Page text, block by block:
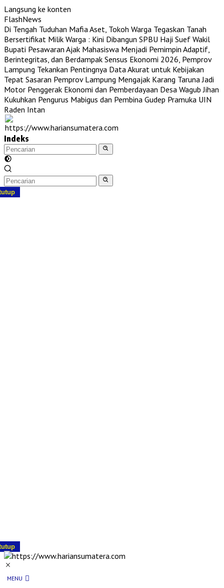
Langsung ke konten
FlashNews
Di Tengah Tuduhan Mafia Aset, Tokoh Warga Tegaskan Tanah
Bersertifikat Milik Warga : Kini Dibangun SPBU Haji Suef Wakil
Bupati Pesawaran Ajak Mahasiswa Menjadi Pemimpin Adaptif,
Berintegritas, dan Berdampak Sensus Ekonomi 2026, Pemprov
Lampung Tekankan Pentingnya Data Akurat untuk Kebijakan
Tepat Sasaran Pemprov Lampung Mengajak Karang Taruna Jadi
Motor Penggerak Ekonomi dan Pemberdayaan Desa Wagub Jihan
Kukuhkan Pengurus Mabigus dan Pembina Gudep Pramuka UIN
Raden Intan
Indeks
MENU